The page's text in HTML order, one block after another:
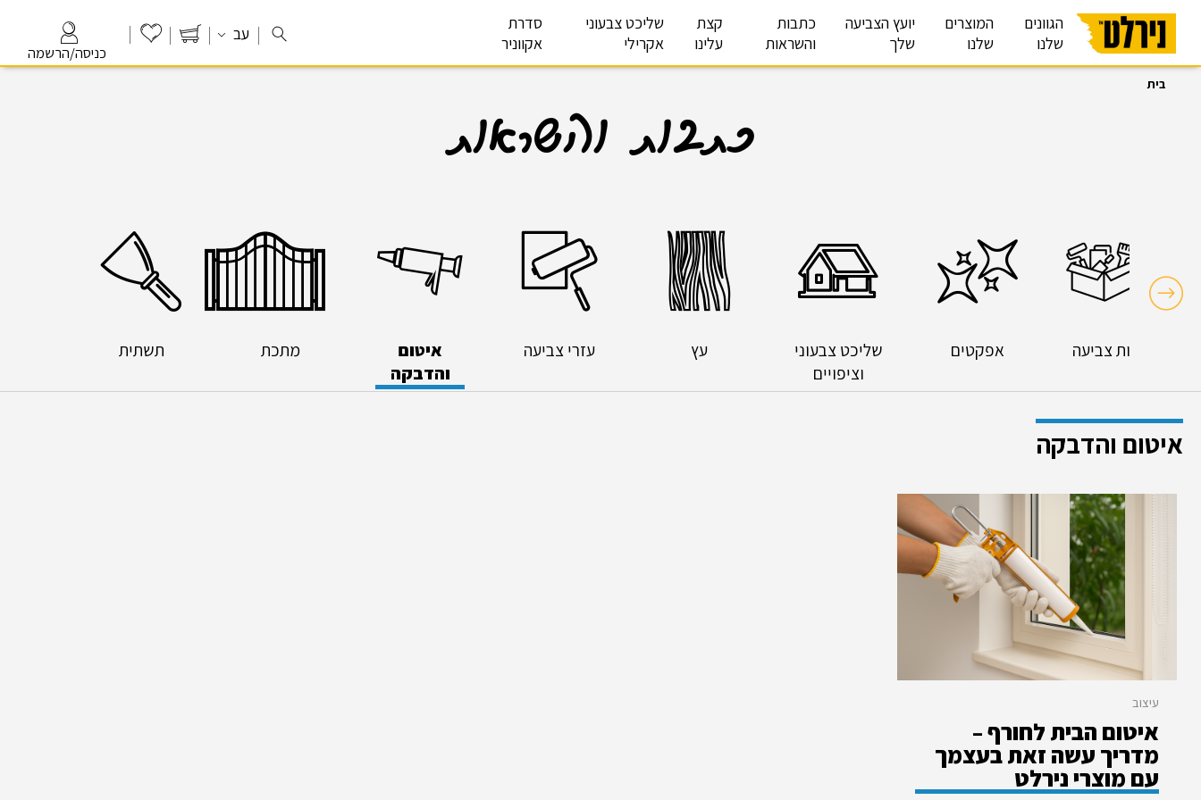
כניסה/הרשמה
עב
הגוונים
שלנו
המוצרים
שלנו
יועץ הצביעה
שלך
כתבות
והשראות
קצת
עלינו
שליכט צבעוני
אקרילי
סדרת
אקווניר
בית כתבות והשראות
חבילות צביעה אפקטים
שליכט צבעוני
וציפויים
עץ עזרי צביעה
איטום
והדבקה
מתכת תשתית
איטום והדבקה
עיצוב
איטום הבית לחורף –
מדריך עשה זאת בעצמך
עם מוצרי נירלט